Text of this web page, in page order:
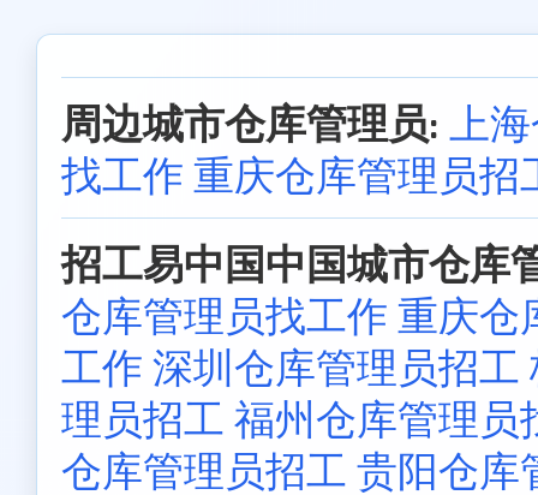
周边城市仓库管理员:
上
找工作 重庆仓库管理员招
招工易中国中国城市仓库
仓库管理员找工作 重庆仓
工作 深圳仓库管理员招工
理员招工 福州仓库管理员
仓库管理员招工 贵阳仓库